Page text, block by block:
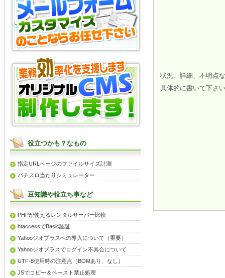
状況、詳細、不明点
具体的に書いて下さ
役立つかも？なもの
指定URLページのファイルサイズ計測
パチスロ当たりシミュレーター
豆知識や役立ち事など
PHPが使えるレンタルサーバー比較
htaccessでBasic認証
Yahooジオプラスへの導入について（重要）
Yahooジオプラスでログイン不具合について
UTF-8使用時の注意点（BOMあり、なし）
JSでコピー＆ペースト禁止処理